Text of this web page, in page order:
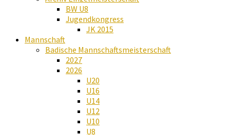
BW U8
Jugendkongress
JK 2015
Mannschaft
Badische Mannschaftsmeisterschaft
2027
2026
U20
U16
U14
U12
U10
U8